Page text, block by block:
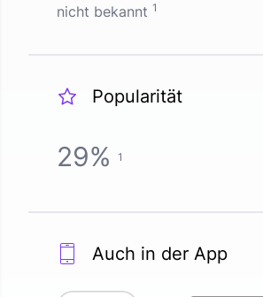
nicht bekannt 1
Popularität
29% 1
Auch in der App